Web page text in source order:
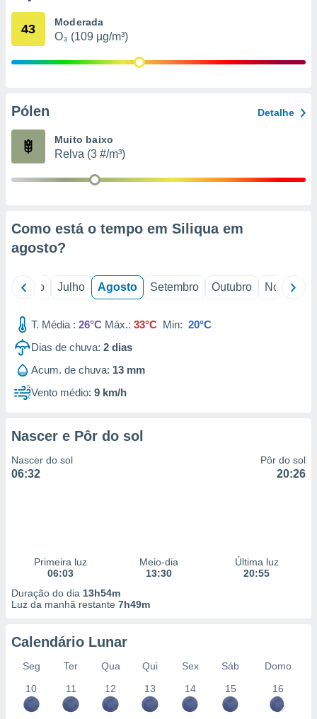
através
de
43 Moderada
O₃ (109 µg/m³)
Pólen Detalhe
Muito baixo
Relva (3 #/m³)
Como está o tempo em Siliqua em
agosto?
Junho Julho Agosto Setembro Outubro Novembro
T. Média : 26°C Máx.: 33°C Min: 20°C
Dias de chuva: 2 dias
Acum. de chuva: 13 mm
Vento médio: 9 km/h
Nascer e Pôr do sol
Nascer do sol
06:32
Pôr do sol
20:26
Primeira luz
06:03
Meio-dia
13:30
Última luz
20:55
Duração do dia 13h54m
Luz da manhã restante 7h49m
Calendário Lunar
Seg Ter Qua Qui Sex Sáb
Domo
10
11 12 13 14 15 16